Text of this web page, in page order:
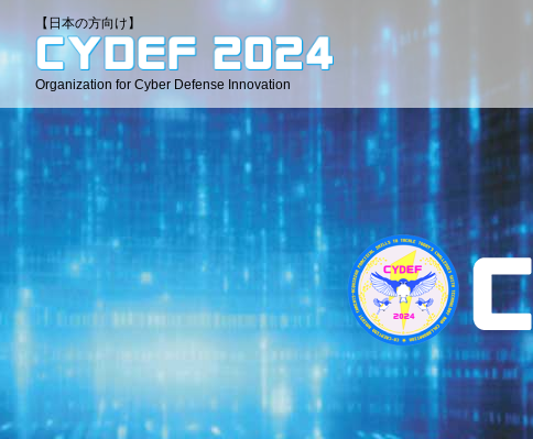
【日本の方向け】
Organization for Cyber Defense Innovation